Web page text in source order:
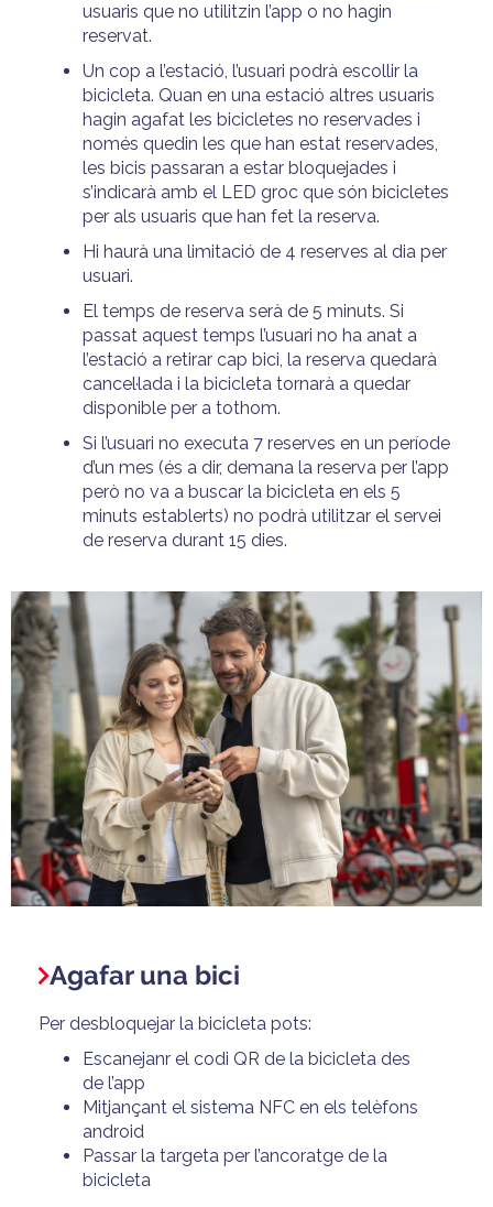
usuaris que no utilitzin l’app o no hagin
reservat.
Un cop a l’estació, l’usuari podrà escollir la
bicicleta. Quan en una estació altres usuaris
hagin agafat les bicicletes no reservades i
només quedin les que han estat reservades,
les bicis passaran a estar bloquejades i
s’indicarà amb el LED groc que són bicicletes
per als usuaris que han fet la reserva.
Hi haurà una limitació de 4 reserves al dia per
usuari.
El temps de reserva serà de 5 minuts. Si
passat aquest temps l’usuari no ha anat a
l’estació a retirar cap bici, la reserva quedarà
cancel·lada i la bicicleta tornarà a quedar
disponible per a tothom.
Si l’usuari no executa 7 reserves en un període
d’un mes (és a dir, demana la reserva per l’app
però no va a buscar la bicicleta en els 5
minuts establerts) no podrà utilitzar el servei
de reserva durant 15 dies.
Agafar una bici
Per desbloquejar la bicicleta pots:
Escanejanr el codi QR de la bicicleta des
de l’app
Mitjançant el sistema NFC en els telèfons
android
Passar la targeta per l’ancoratge de la
bicicleta